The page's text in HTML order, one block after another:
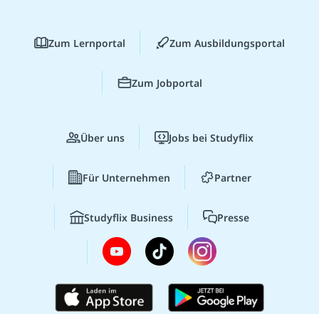
Zum Lernportal Zum Ausbildungsportal
Zum Jobportal
Über uns Jobs bei Studyflix
Für Unternehmen Partner
Studyflix Business Presse